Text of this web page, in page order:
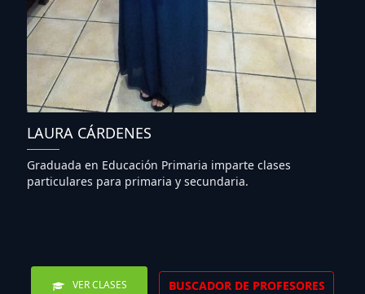
LAURA CÁRDENES
Graduada en Educación Primaria imparte clases
particulares para primaria y secundaria.
VER CLASES BUSCADOR DE PROFESORES